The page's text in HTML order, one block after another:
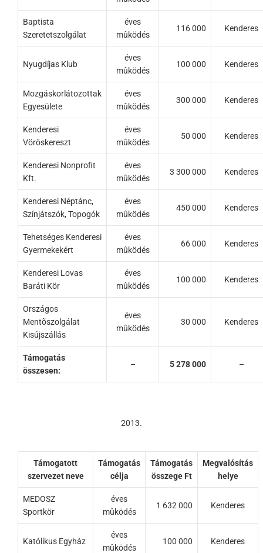
Baptista
Szeretetszolgálat
éves
mûködés
116 000 Kenderes
Nyugdíjas Klub
éves
mûködés
100 000 Kenderes
Mozgáskorlátozottak
Egyesülete
éves
mûködés
300 000 Kenderes
Kenderesi
Vöröskereszt
éves
mûködés
50 000 Kenderes
Kenderesi Nonprofit
Kft.
éves
mûködés
3 300 000 Kenderes
Kenderesi Néptánc,
Színjátszók, Topogók
éves
mûködés
450 000 Kenderes
Tehetséges Kenderesi
Gyermekekért
éves
mûködés
66 000 Kenderes
Kenderesi Lovas
Baráti Kör
éves
mûködés
100 000 Kenderes
Országos
Mentõszolgálat
Kisújszállás
éves
mûködés
30 000 Kenderes
Támogatás
összesen:
– 5 278 000 –
2013.
Támogatott
szervezet neve
Támogatás
célja
Támogatás
összege Ft
Megvalósítás
helye
MEDOSZ
Sportkör
éves
mûködés
1 632 000 Kenderes
Katólikus Egyház
éves
mûködés
100 000 Kenderes